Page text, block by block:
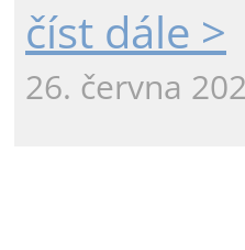
číst dále >
26. června